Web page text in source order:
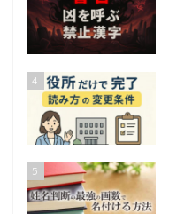
4
5